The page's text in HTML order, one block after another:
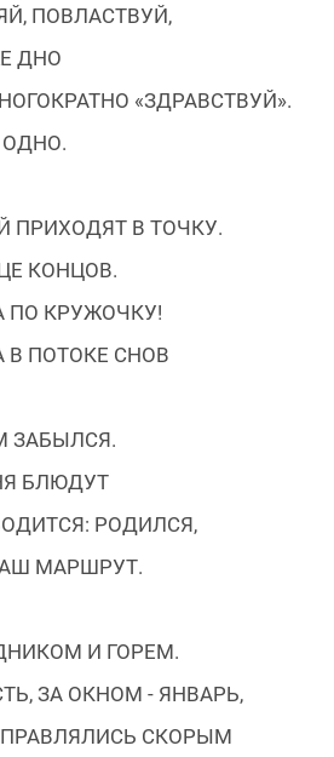
ПОВЛАСТВУЙ,
ДНО
«ЗДРАВСТВУЙ».
ОДНО.
ПРИХОДЯТ В ТОЧКУ.
КОНЦОВ.
ПО КРУЖОЧКУ!
ПОТОКЕ СНОВ
ЗАБЫЛСЯ.
БЛЮДУТ
РОДИЛСЯ,
МАРШРУТ.
И ГОРЕМ.
ЗА ОКНОМ - ЯНВАРЬ,
СКОРЫМ